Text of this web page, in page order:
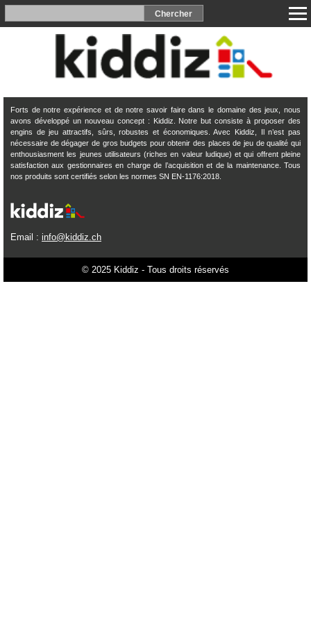
Forts de notre expérience et de notre savoir faire dans le domaine des jeux, nous
avons développé un nouveau concept : Kiddiz. Notre but consiste à proposer des
engins de jeu attractifs, sûrs, robustes et économiques. Avec Kiddiz, Il n’est pas
nécessaire de dégager de gros budgets pour obtenir des places de jeu de qualité qui
enthousiasment les jeunes utilisateurs (riches en valeur ludique) et qui offrent pleine
satisfaction aux gestionnaires en charge de l’acquisition et de la maintenance. Tous
nos produits sont certifiés selon les normes SN EN-1176:2018.
Email : info@kiddiz.ch
© 2025 Kiddiz - Tous droits réservés